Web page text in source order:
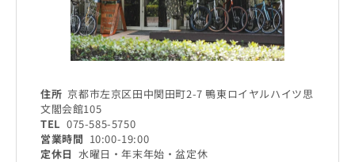
住所 京都市左京区田中関田町2-7 鴨東ロイヤルハイツ思
文閣会館105
TEL 075-585-5750
営業時間 10:00-19:00
定休日 水曜日・年末年始・盆定休